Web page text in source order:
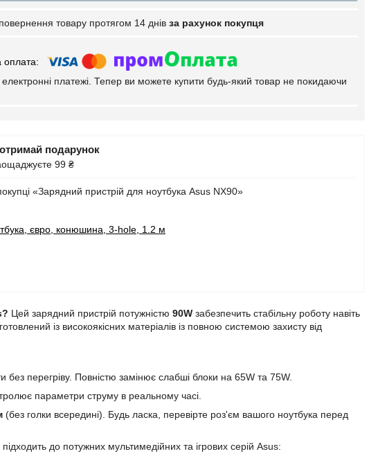
повернення товару протягом 14 днів за рахунок покупця
електронні платежі. Тепер ви можете купити будь-який товар не покидаючи
подарунок
99 ₴
«Зарядний пристрій для ноутбука Asus NX90»
євро, конюшина, 3-hole, 1.2 м
Цей зарядний пристрій потужністю 90W забезпечить стабільну роботу навіть
із високоякісних матеріалів із повною системою захисту від
перегріву. Повністю замінює слабші блоки на 65W та 75W.
параметри струму в реальному часі.
(без голки всередині). Будь ласка, перевірте роз'єм вашого ноутбука перед
до потужних мультимедійних та ігрових серій Asus: